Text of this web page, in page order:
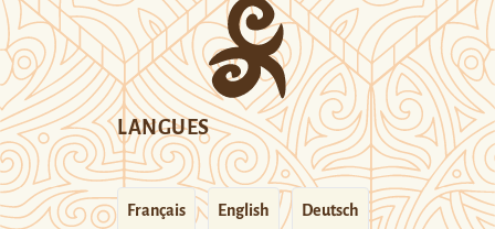
LANGUES
Français English Deutsch